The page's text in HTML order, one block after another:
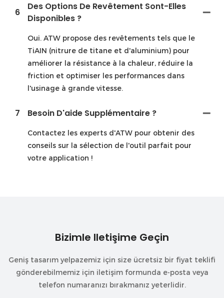
6
Des Options De Revêtement Sont-Elles
Disponibles ?
Oui. ATW propose des revêtements tels que le
TiAIN (nitrure de titane et d'aluminium) pour
améliorer la résistance à la chaleur, réduire la
friction et optimiser les performances dans
l'usinage à grande vitesse.
7 Besoin D'aide Supplémentaire ?
Contactez les experts d'ATW pour obtenir des
conseils sur la sélection de l'outil parfait pour
votre application !
Bizimle Iletişime Geçin
Geniş tasarım yelpazemiz için size ücretsiz bir fiyat teklifi
gönderebilmemiz için iletişim formunda e-posta veya
telefon numaranızı bırakmanız yeterlidir.